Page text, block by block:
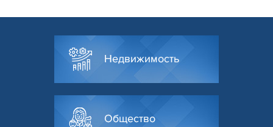
Недвижимость
Общество